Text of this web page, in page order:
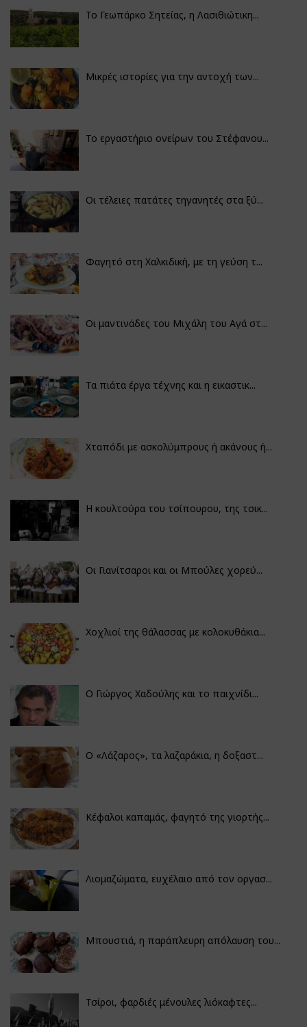
Το Γεωπάρκο Σητείας, η Λασιθιώτικη...
Μικρές ιστορίες για την αντοχή των...
Το εργαστήριο ονείρων του Στέφανου...
Οι τέλειες πατάτες τηγανητές στα ξύ...
Φαγητό στη Χαλκιδική, με τη γεύση τ...
Οι μαντινάδες του Μιχάλη του Αγά στ...
Τα πιάτα έργα τέχνης και η εικαστικ...
Χταπόδι με ασκολύμπρους ή ακάνους ή...
Η κουλτούρα του τσίπουρου, της τσικ...
Οι Γιανίτσαροι και οι Μπούλες χορεύ...
Χοχλιοί της θάλασσας με κολοκυθάκια...
Ο Γιώργος Χαδούλης και το παιχνίδι...
Ο «Λάζαρος», τα λαζαράκια, η δοξαστ...
Κέφαλοι καπαμάς, φαγητό της γιορτής...
Λιομαζώματα, ευχέλαιο από τον οργασ...
Μπουστιά, η παράπλευρη απόλαυση του...
Τσίροι, φαρδιές μένουλες λιόκαφτες...